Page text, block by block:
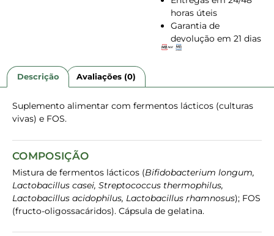
horas úteis
Garantia de
devolução em 21 dias
Descrição Avaliações (0)
Suplemento alimentar com fermentos lácticos (culturas
vivas) e FOS.
COMPOSIÇÃO
Mistura de fermentos lácticos (Bifidobacterium longum,
Lactobacillus casei, Streptococcus thermophilus,
Lactobacillus acidophilus, Lactobacillus rhamnosus); FOS
(fructo-oligossacáridos). Cápsula de gelatina.